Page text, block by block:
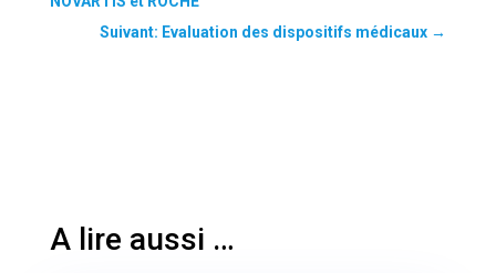
Suivant: Evaluation des dispositifs médicaux →
A lire aussi …